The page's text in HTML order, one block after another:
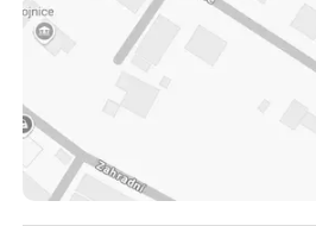
vše v naprostém pořádku
ověřený nákup dnes
Jana
Flos je nejlepší &#129321;